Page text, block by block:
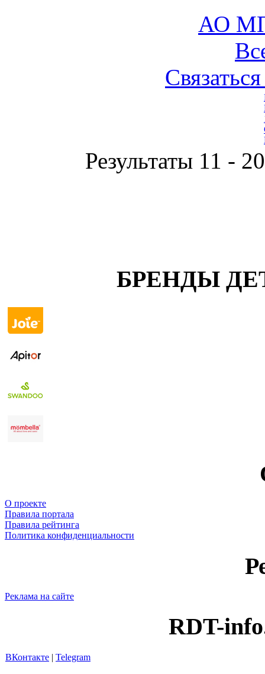
АО
Результаты 11 -
БРЕНДЫ
О проекте
Правила портала
Правила рейтинга
Политика конфиденциальности
Реклама на сайте
RDT-
ВКонтакте | Telegram